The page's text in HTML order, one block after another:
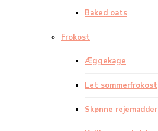
Baked oats
Frokost
Æggekage
Let sommerfrokost
Skønne rejemadder